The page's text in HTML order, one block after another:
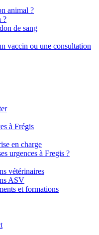
animal ?
?
de sang
vaccin ou une consultation
à Frégis
en charge
urgences à Fregis ?
vétérinaires
ASV
et formations